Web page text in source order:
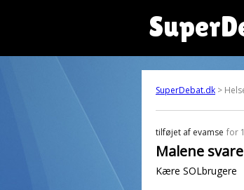
SuperDebat.dk >
tilføjet af evamse for
Malene
Kære SOLbrugere